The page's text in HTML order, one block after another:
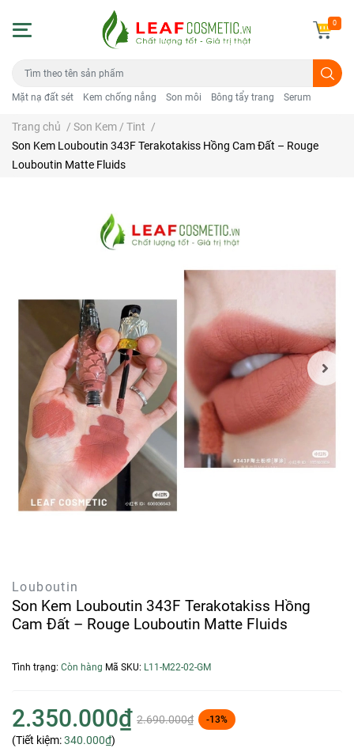
Mặt nạ đất sét Kem chống nắng Son môi Bông tẩy trang Serum
0
Trang chủ / Son Kem / Tint /
Son Kem Louboutin 343F Terakotakiss Hồng Cam Đất – Rouge
Louboutin Matte Fluids
Louboutin
Son Kem Louboutin 343F Terakotakiss Hồng
Cam Đất – Rouge Louboutin Matte Fluids
Tình trạng: Còn hàng Mã SKU: L11-M22-02-GM
2.350.000₫ 2.690.000₫ -13%
(Tiết kiệm:340.000₫)